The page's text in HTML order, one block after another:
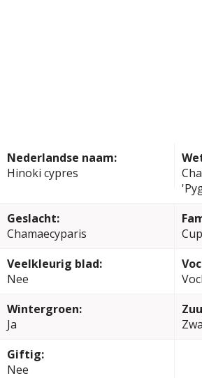
Nederlandse naam:
Hinoki cypres
Geslacht:
Chamaecyparis
Veelkleurig blad:
Nee
Wintergroen:
Ja
Giftig:
Nee